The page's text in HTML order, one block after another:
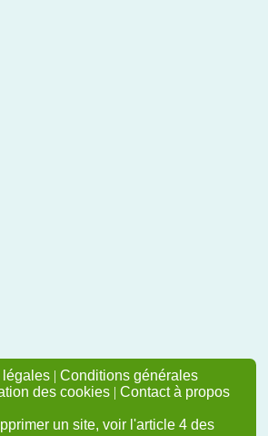
légales | Conditions générales
des cookies | Contact à propos
un site, voir l'article 4 des